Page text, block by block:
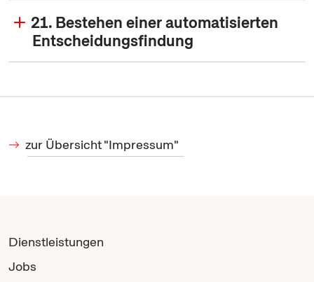
21. Bestehen einer automatisierten
Entscheidungsfindung
zur Übersicht "Impressum"
Dienstleistungen
Jobs